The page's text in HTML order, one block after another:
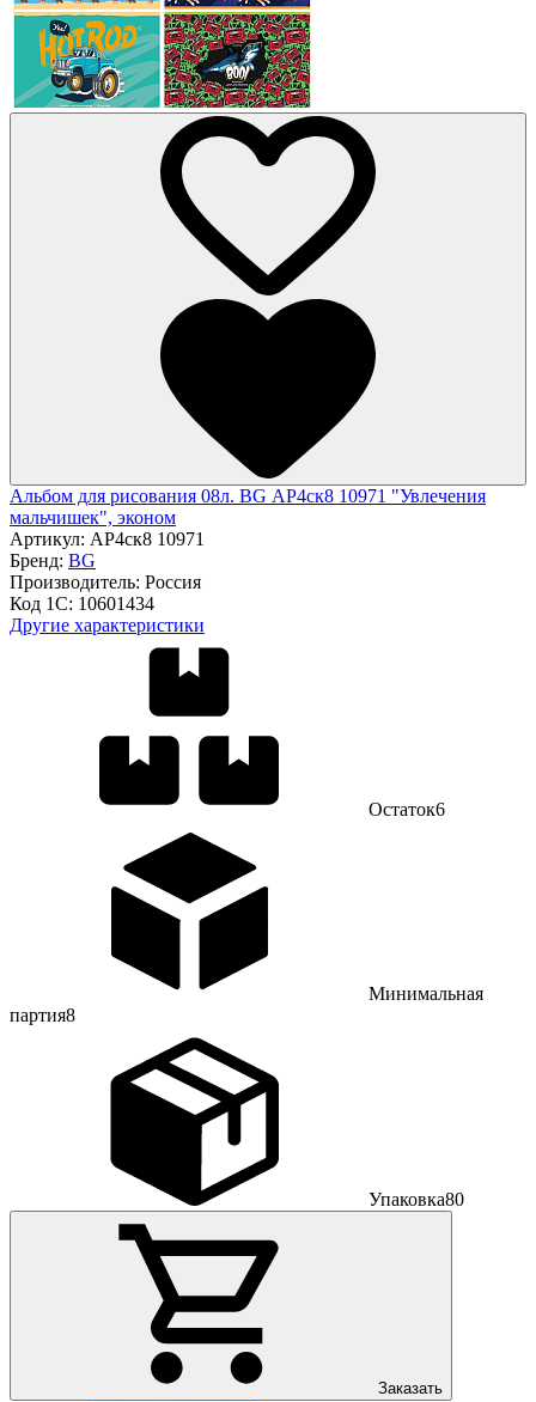
Альбом для рисования 08л. BG АР4ск8 10971 "Увлечения
мальчишек", эконом
Артикул: АР4ск8 10971
Бренд: BG
Производитель: Россия
Код 1С: 10601434
Другие характеристики
Остаток6
Минимальная
партия8
Упаковка80
Заказать